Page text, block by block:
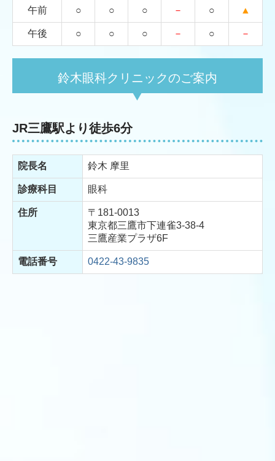
午前 ○ ○ ○ － ○ ▲
午後 ○ ○ ○ － ○ －
鈴木眼科クリニックのご案内
JR三鷹駅より徒歩6分
院長名 鈴木 摩里
診療科目 眼科
住所
〒181-0013
東京都三鷹市下連雀3-38-4
三鷹産業プラザ6F
電話番号 0422-43-9835